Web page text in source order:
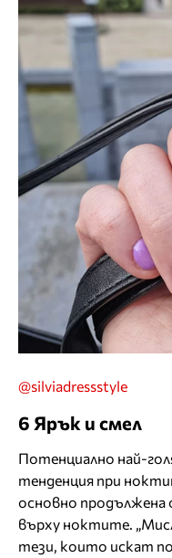
@silviadressstyle
6 Ярък и смел
Потенциално най-
тенденция при
основно
върху ноктите.
тези, които искат